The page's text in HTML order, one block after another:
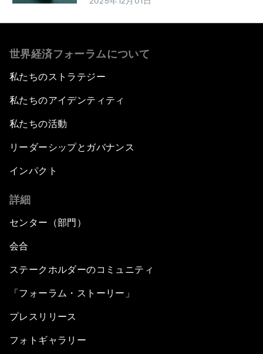
世界経済フォーラムについて
私たちのストラテジー
私たちのアイデンティティ
私たちの活動
リーダーシップとガバナンス
インパクト
詳細
センター（部門）
会合
ステークホルダーのコミュニティ
「フォーラム・ストーリー」
プレスリリース
フォトギャラリー